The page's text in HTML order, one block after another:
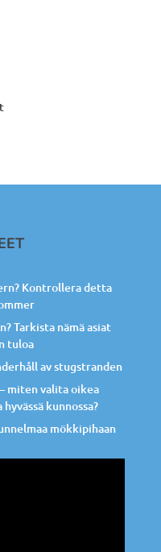
Kontrollera detta
Tarkista nämä asiat
tuloa
av stugstranden
miten valita oikea
kunnossa?
mökkipihaan